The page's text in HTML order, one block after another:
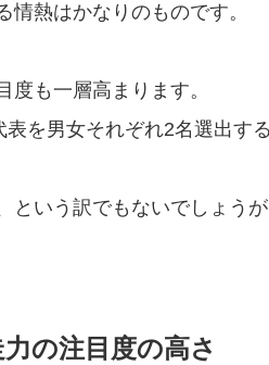
熱はかなりのものです。
度も一層高まります。
を男女それぞれ2名選出す
という訳でもないでしょう
の注目度の高さ